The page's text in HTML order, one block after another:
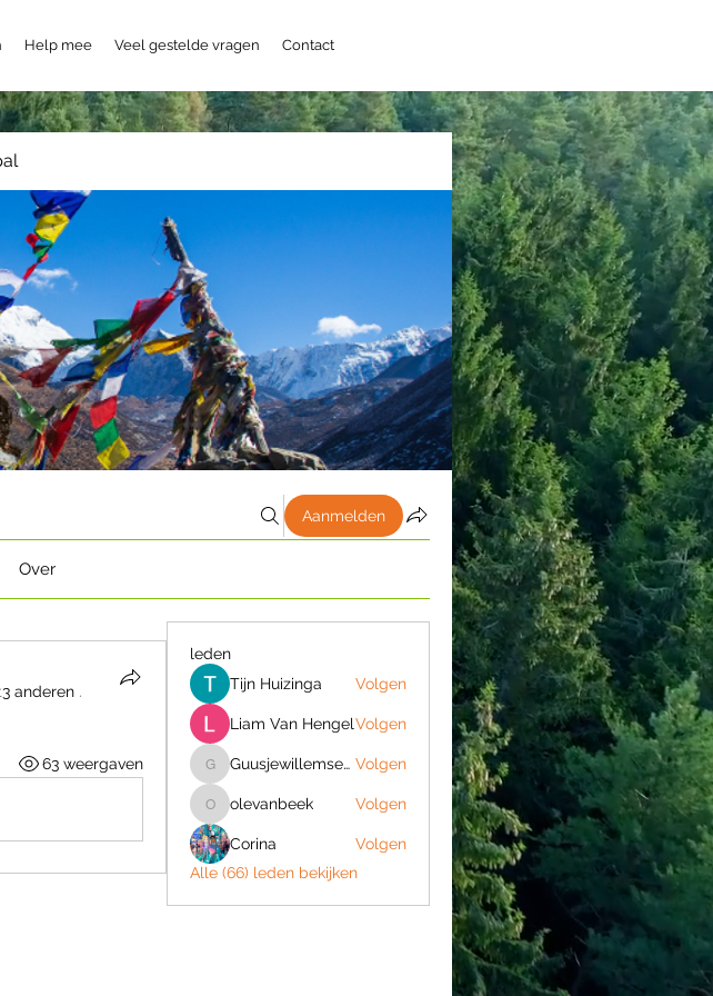
Help mee Veel gestelde vragen Contact
Aanmelden
Over
3 anderen .
63 weergaven
leden
Tijn Huizinga
Volgen
Liam Van HengelVolgen
Guusjewillemsen06a
Guusjewillemsen06a Volgen
olevanbeek
olevanbeek Volgen
Corina
Volgen
Alle (66) leden bekijken